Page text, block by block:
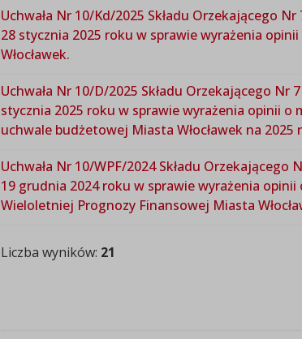
Uchwała Nr 10/Kd/2025 Składu Orzekającego
28 stycznia 2025 roku w sprawie wyrażenia
Włocławek.
Uchwała Nr 10/D/2025 Składu Orzekającego
stycznia 2025 roku w sprawie wyrażenia opinii
uchwale budżetowej Miasta Włocławek na 2025
Uchwała Nr 10/WPF/2024 Składu
19 grudnia 2024 roku w sprawie wyrażenia
Wieloletniej Prognozy Finansowej Miasta
Liczba wyników: 21